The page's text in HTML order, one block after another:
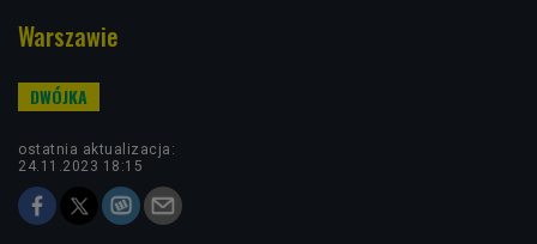
Warszawie
ostatnia aktualizacja:
24.11.2023 18:15